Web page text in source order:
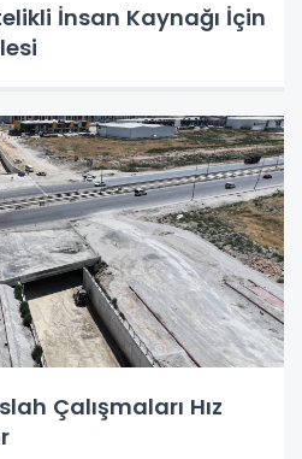
İnsan Kaynağı İçin
Çalışmaları Hız